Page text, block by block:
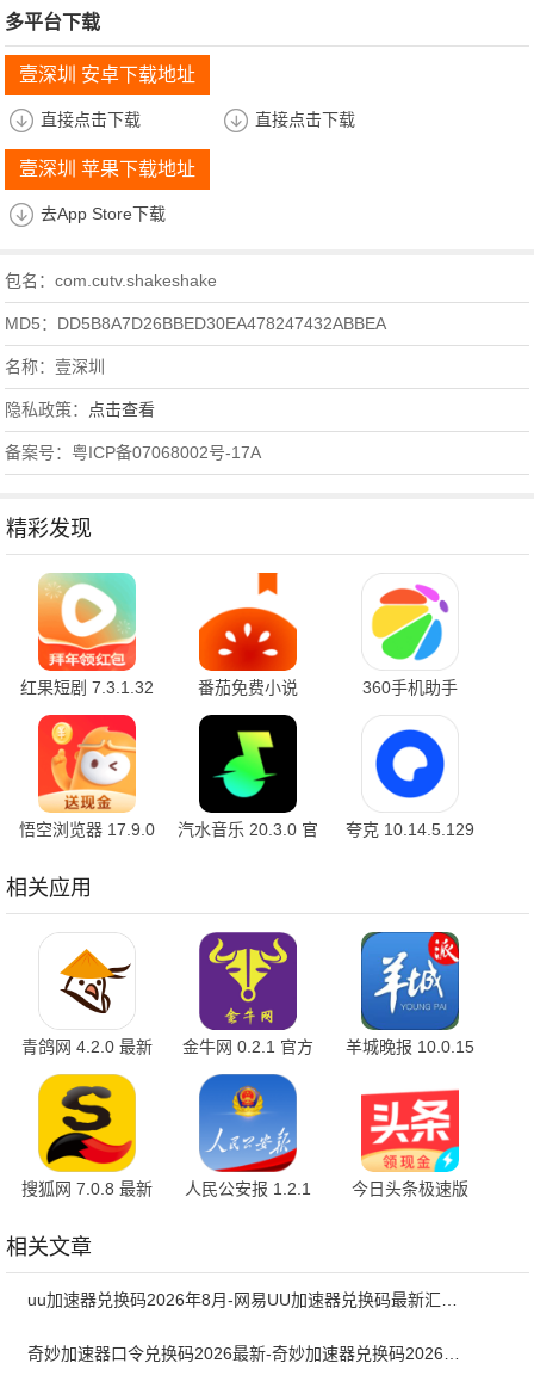
多平台下载
壹深圳 安卓下载地址
直接点击下载 直接点击下载
壹深圳 苹果下载地址
去App Store下载
包名：com.cutv.shakeshake
MD5：DD5B8A7D26BBED30EA478247432ABBEA
名称：壹深圳
隐私政策： 点击查看
备案号：粤ICP备07068002号-17A
精彩发现
红果短剧 7.3.1.32
官方版
番茄免费小说
7.3.1.32 安卓版
360手机助手
10.2.2 官方版
悟空浏览器 17.9.0
汽水音乐 20.3.0 官
夸克 10.14.5.129
相关应用
青鸽网 4.2.0 最新
版
金牛网 0.2.1 官方
版
羊城晚报 10.0.15
搜狐网 7.0.8 最新
人民公安报 1.2.1
今日头条极速版
相关文章